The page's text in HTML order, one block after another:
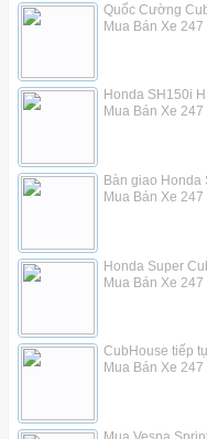
Quốc Cường
Mua Bán Xe 247
Honda SH150i
Mua Bán Xe 247
Bàn giao Honda
Mua Bán Xe 247
Honda Super
Mua Bán Xe 247
CubHouse tiếp
Mua Bán Xe 247